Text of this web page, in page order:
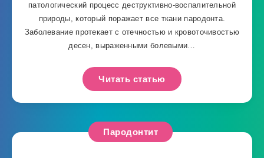
патологический процесс деструктивно-воспалительной
природы, который поражает все ткани пародонта.
Заболевание протекает с отечностью и кровоточивостью
десен, выраженными болевыми…
Читать статью
Пародонтит